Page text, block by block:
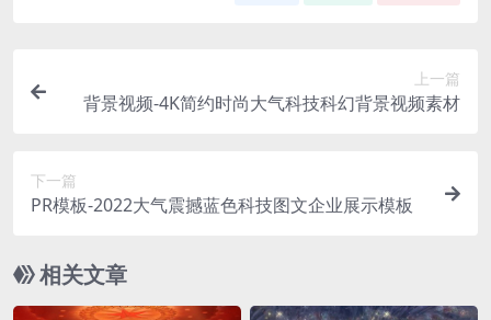
上一篇
背景视频-4K简约时尚大气科技科幻背景视频素材
下一篇
PR模板-2022大气震撼蓝色科技图文企业展示模板
相关文章